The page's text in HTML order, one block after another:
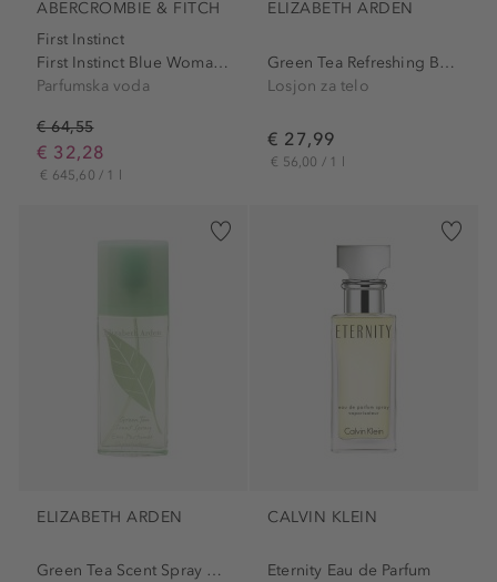
ABERCROMBIE & FITCH
First Instinct
First Instinct Blue Woman...
Parfumska voda
€ 64,55
€ 32,28
€ 645,60 / 1 l
ELIZABETH ARDEN
Green Tea Refreshing Body...
Losjon za telo
€ 27,99
€ 56,00 / 1 l
ELIZABETH ARDEN
Green Tea Scent Spray Eau...
CALVIN KLEIN
Eternity Eau de Parfum